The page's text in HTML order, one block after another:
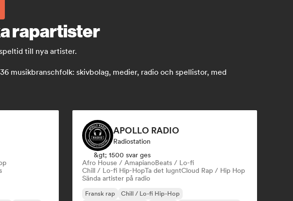
rapartister
till nya artister.
musikbranschfolk: skivbolag, medier, radio och spellistor, med
APOLLO RADIO
Radiostation
&gt; 1500 svar ges
Afro House / AmapianoBeats / Lo-fi
Chill / Lo-fi Hip-HopTa det lugntCloud Rap / Hip Hop
Sända artister på radio
Fransk rap
Chill / Lo-fi Hip-Hop